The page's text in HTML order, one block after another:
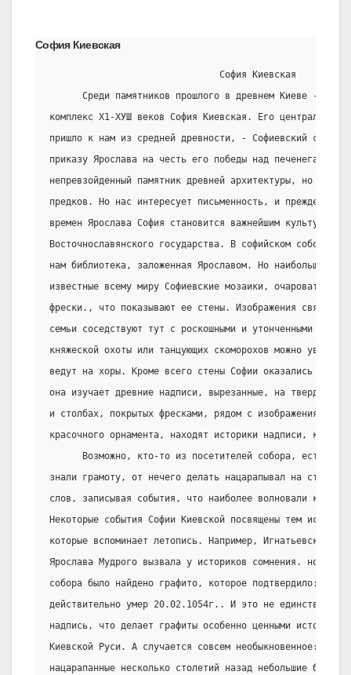
София Киевская
                               София Киевская
Среди памятников прошлого в древнем Киеве -
комплекс Х1-ХУШ веков София Киевская. Его центральное
пришло к нам из средней древности, - Софиевский собор,
приказу Ярослава на честь его победы над печенегами.
непревзойденный памятник древней архитектуры, но и
предков. Но нас интересует письменность, и прежде
времен Ярослава София становится важнейшим культурным
Восточнославянского государства. В софийском соборе
нам библиотека, заложенная Ярославом. Но наибольшее
известные всему миру Софиевские мозаики,
фрески., что показывают ее стены. Изображения святых и
семьи соседствуют тут с роскошными и утонченными
княжеской охоты или танцующих скоморохов можно
ведут на хоры. Кроме всего стены Софии оказались
она изучает древние надписи, вырезанные, на твердых
и столбах, покрытых фресками, рядом с изображениями
красочного орнамента, находят историки надписи,
Возможно, кто-то из посетителей собора,
знали грамоту, от нечего делать нацарапывал на стенах
слов, записывая события, что наиболее волновали
Некоторые события Софии Киевской посвящены тем
которые вспоминает летопись. Например, Игнатьевской
Ярослава Мудрого вызвала у историков сомнения. но вот
собора было найдено графито, которое подтвердило:
действительно умер 20.02.1054г.. И это не единственная
надпись, что делает графиты особенно ценными
Киевской Руси. А случается совсем необыкновенное: чуть
нацарапанные несколько столетий назад небольшие буквы